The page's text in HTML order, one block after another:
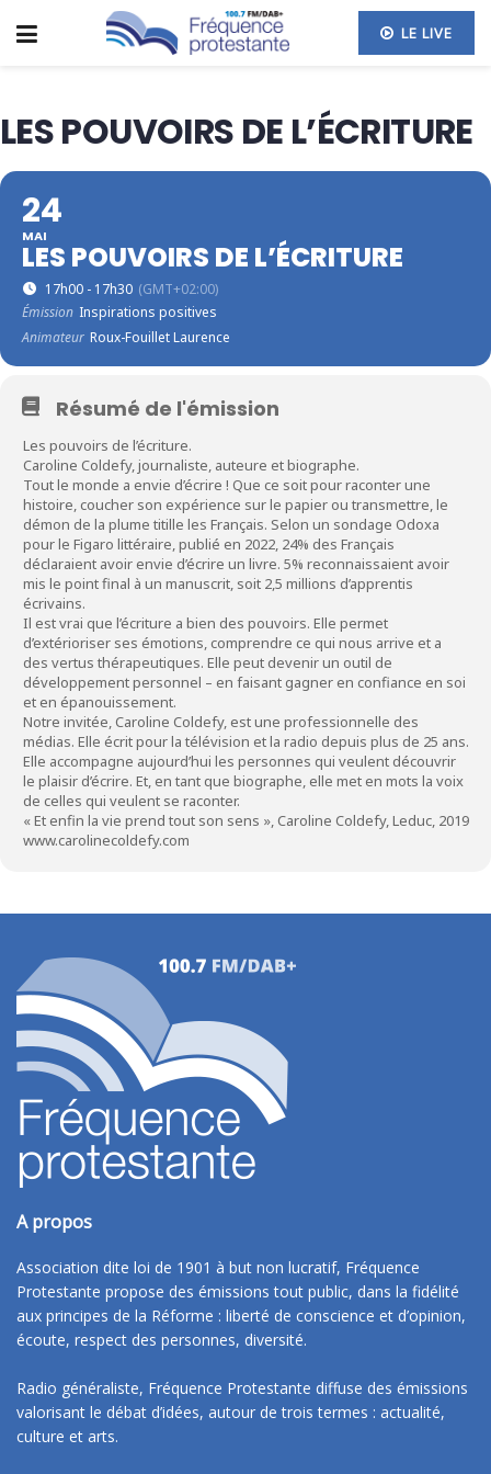
LE LIVE
LES POUVOIRS DE L’ÉCRITURE
24
MAI
LES POUVOIRS DE L’ÉCRITURE
17h00 - 17h30 (GMT+02:00)
Émission Inspirations positives
Animateur Roux-Fouillet Laurence
Résumé de l'émission
Les pouvoirs de l’écriture.
Caroline Coldefy, journaliste, auteure et biographe.
Tout le monde a envie d’écrire ! Que ce soit pour raconter une
histoire, coucher son expérience sur le papier ou transmettre, le
démon de la plume titille les Français. Selon un sondage Odoxa
pour le Figaro littéraire, publié en 2022, 24% des Français
déclaraient avoir envie d’écrire un livre. 5% reconnaissaient avoir
mis le point final à un manuscrit, soit 2,5 millions d’apprentis
écrivains.
Il est vrai que l’écriture a bien des pouvoirs. Elle permet
d’extérioriser ses émotions, comprendre ce qui nous arrive et a
des vertus thérapeutiques. Elle peut devenir un outil de
développement personnel – en faisant gagner en confiance en soi
et en épanouissement.
Notre invitée, Caroline Coldefy, est une professionnelle des
médias. Elle écrit pour la télévision et la radio depuis plus de 25 ans.
Elle accompagne aujourd’hui les personnes qui veulent découvrir
le plaisir d’écrire. Et, en tant que biographe, elle met en mots la voix
de celles qui veulent se raconter.
« Et enfin la vie prend tout son sens », Caroline Coldefy, Leduc, 2019
www.carolinecoldefy.com
A propos
Association dite loi de 1901 à but non lucratif, Fréquence
Protestante propose des émissions tout public, dans la fidélité
aux principes de la Réforme : liberté de conscience et d’opinion,
écoute, respect des personnes, diversité.
Radio généraliste, Fréquence Protestante diffuse des émissions
valorisant le débat d’idées, autour de trois termes : actualité,
culture et arts.